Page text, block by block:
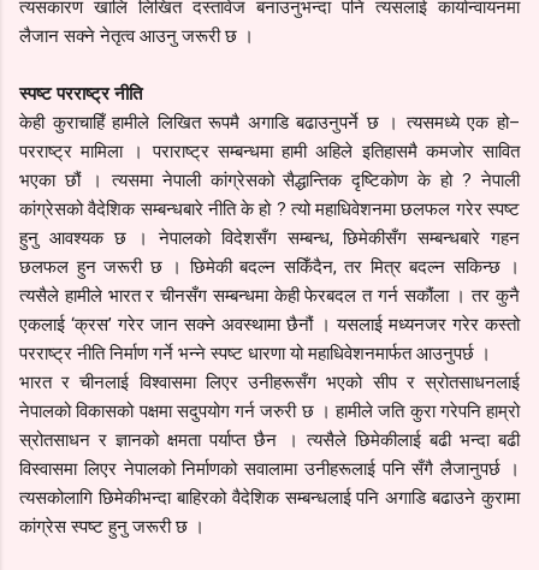
त्यसकारण खालि लिखित दस्तावेज बनाउनुभन्दा पनि त्यसलाई कार्यान्वायनमा
लैजान सक्ने नेतृत्व आउनु जरूरी छ ।
स्पष्ट परराष्ट्र नीति
केही कुराचाहिँ हामीले लिखित रूपमै अगाडि बढाउनुपर्ने छ । त्यसमध्ये एक हो–
परराष्ट्र मामिला । पराराष्ट्र सम्बन्धमा हामी अहिले इतिहासमै कमजोर सावित
भएका छौं । त्यसमा नेपाली कांग्रेसको सैद्धान्तिक दृष्टिकोण के हो ? नेपाली
कांग्रेसको वैदेशिक सम्बन्धबारे नीति के हो ? त्यो महाधिवेशनमा छलफल गरेर स्पष्ट
हुनु आवश्यक छ । नेपालको विदेशसँग सम्बन्ध, छिमेकीसँग सम्बन्धबारे गहन
छलफल हुन जरूरी छ । छिमेकी बदल्न सकिँदैन, तर मित्र बदल्न सकिन्छ ।
त्यसैले हामीले भारत र चीनसँग सम्बन्धमा केही फेरबदल त गर्न सकौंला । तर कुनै
एकलाई ‘क्रस’ गरेर जान सक्ने अवस्थामा छैनौं । यसलाई मध्यनजर गरेर कस्तो
परराष्ट्र नीति निर्माण गर्ने भन्ने स्पष्ट धारणा यो महाधिवेशनमार्फत आउनुपर्छ ।
भारत र चीनलाई विश्वासमा लिएर उनीहरूसँग भएको सीप र स्रोतसाधनलाई
नेपालको विकासको पक्षमा सदुपयोग गर्न जरुरी छ । हामीले जति कुरा गरेपनि हाम्रो
स्रोतसाधन र ज्ञानको क्षमता पर्याप्त छैन । त्यसैले छिमेकीलाई बढी भन्दा बढी
विस्वासमा लिएर नेपालको निर्माणको सवालामा उनीहरूलाई पनि सँगै लैजानुपर्छ ।
त्यसकोलागि छिमेकीभन्दा बाहिरको वैदेशिक सम्बन्धलाई पनि अगाडि बढाउने कुरामा
कांग्रेस स्पष्ट हुनु जरूरी छ ।